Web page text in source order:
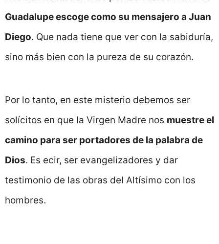
Guadalupe escoge como su mensajero a Juan
Diego. Que nada tiene que ver con la sabiduría,
sino más bien con la pureza de su corazón.
Por lo tanto, en este misterio debemos ser
solícitos en que la Virgen Madre nos muestre el
camino para ser portadores de la palabra de
Dios. Es ecir, ser evangelizadores y dar
testimonio de las obras del Altísimo con los
hombres.